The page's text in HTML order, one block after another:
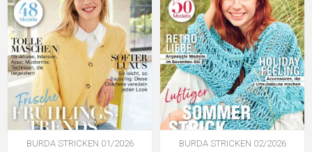
BURDA STRICKEN 01/2026 BURDA STRICKEN 02/2026